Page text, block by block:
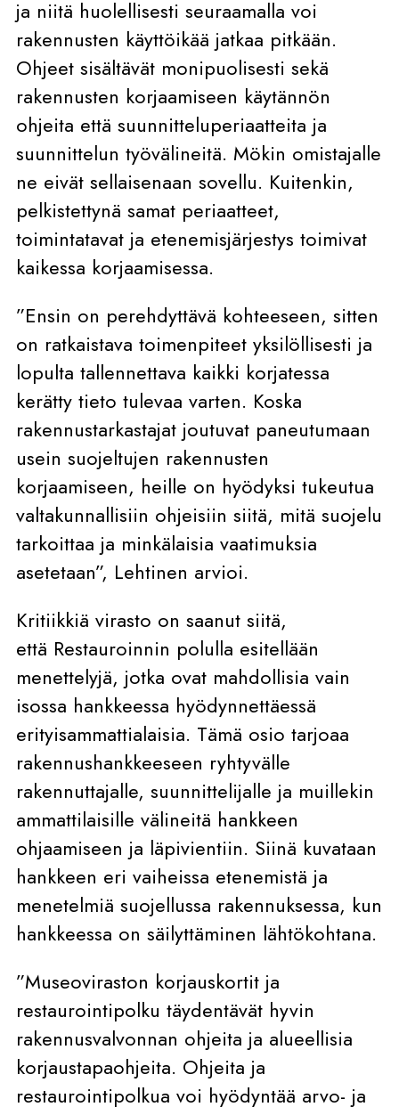
ja niitä huolellisesti seuraamalla voi
rakennusten käyttöikää jatkaa pitkään.
Ohjeet sisältävät monipuolisesti sekä
rakennusten korjaamiseen käytännön
ohjeita että suunnitteluperiaatteita ja
suunnittelun työvälineitä. Mökin omistajalle
ne eivät sellaisenaan sovellu. Kuitenkin,
pelkistettynä samat periaatteet,
toimintatavat ja etenemisjärjestys toimivat
kaikessa korjaamisessa.
”Ensin on perehdyttävä kohteeseen, sitten
on ratkaistava toimenpiteet yksilöllisesti ja
lopulta tallennettava kaikki korjatessa
kerätty tieto tulevaa varten. Koska
rakennustarkastajat joutuvat paneutumaan
usein suojeltujen rakennusten
korjaamiseen, heille on hyödyksi tukeutua
valtakunnallisiin ohjeisiin siitä, mitä suojelu
tarkoittaa ja minkälaisia vaatimuksia
asetetaan”, Lehtinen arvioi.
Kritiikkiä virasto on saanut siitä,
että Restauroinnin polulla esitellään
menettelyjä, jotka ovat mahdollisia vain
isossa hankkeessa hyödynnettäessä
erityisammattialaisia. Tämä osio tarjoaa
rakennushankkeeseen ryhtyvälle
rakennuttajalle, suunnittelijalle ja muillekin
ammattilaisille välineitä hankkeen
ohjaamiseen ja läpivientiin. Siinä kuvataan
hankkeen eri vaiheissa etenemistä ja
menetelmiä suojellussa rakennuksessa, kun
hankkeessa on säilyttäminen lähtökohtana.
”Museoviraston korjauskortit ja
restaurointipolku täydentävät hyvin
rakennusvalvonnan ohjeita ja alueellisia
korjaustapaohjeita. Ohjeita ja
restaurointipolkua voi hyödyntää arvo- ja